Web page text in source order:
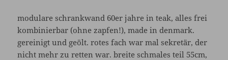
modulare schrankwand 60er jahre in teak, alles frei
kombinierbar (ohne zapfen!), made in denmark.
gereinigt und geölt. rotes fach war mal sekretär, der
nicht mehr zu retten war. breite schmales teil 55cm,